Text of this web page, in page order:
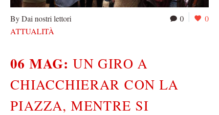
0 0
By Dai nostri lettori
ATTUALITÀ
06 MAG:UN GIRO A
CHIACCHIERAR CON LA
PIAZZA, MENTRE SI